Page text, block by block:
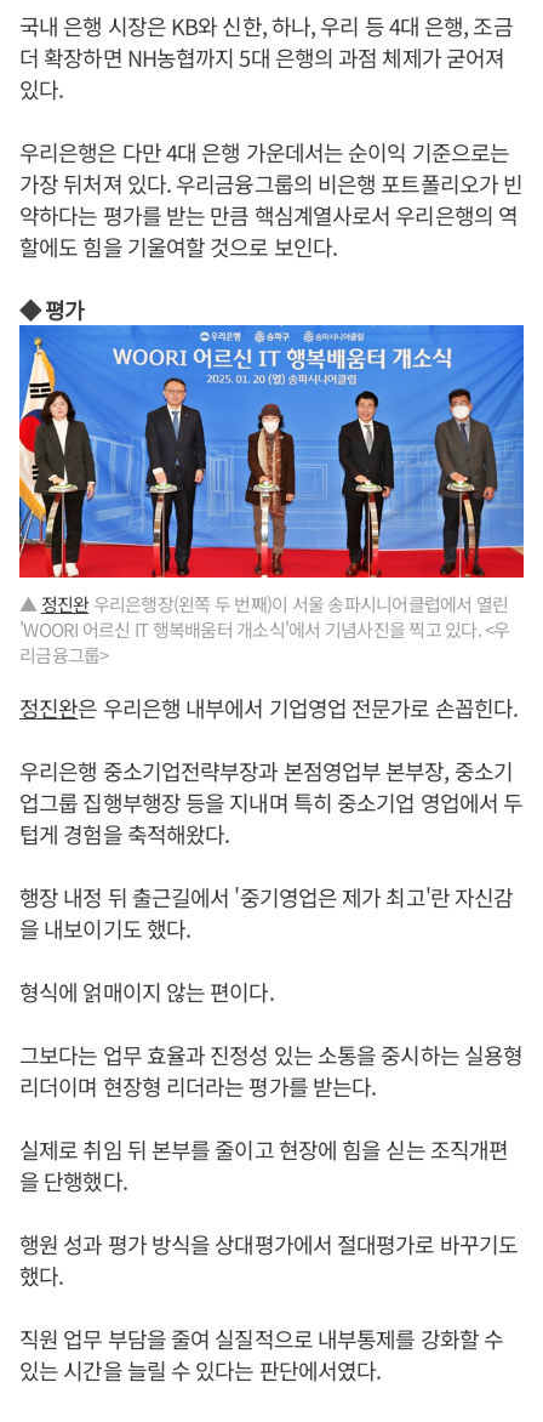
국내 은행 시장은 KB와 신한, 하나, 우리 등 4대 은행, 조금
더 확장하면 NH농협까지 5대 은행의 과점 체제가 굳어져
있다.
우리은행은 다만 4대 은행 가운데서는 순이익 기준으로는
가장 뒤처져 있다. 우리금융그룹의 비은행 포트폴리오가 빈
약하다는 평가를 받는 만큼 핵심계열사로서 우리은행의 역
할에도 힘을 기울여할 것으로 보인다.
◆ 평가
▲ 정진완우리은행장(왼쪽 두 번째)이 서울 송파시니어클럽에서 열린
'WOORI 어르신 IT 행복배움터 개소식'에서 기념사진을 찍고 있다. <우
리금융그룹>
정진완은 우리은행 내부에서 기업영업 전문가로 손꼽힌다.
우리은행 중소기업전략부장과 본점영업부 본부장, 중소기
업그룹 집행부행장 등을 지내며 특히 중소기업 영업에서 두
텁게 경험을 축적해왔다.
행장 내정 뒤 출근길에서 '중기영업은 제가 최고'란 자신감
을 내보이기도 했다.
형식에 얽매이지 않는 편이다.
그보다는 업무 효율과 진정성 있는 소통을 중시하는 실용형
리더이며 현장형 리더라는 평가를 받는다.
실제로 취임 뒤 본부를 줄이고 현장에 힘을 싣는 조직개편
을 단행했다.
행원 성과 평가 방식을 상대평가에서 절대평가로 바꾸기도
했다.
직원 업무 부담을 줄여 실질적으로 내부통제를 강화할 수
있는 시간을 늘릴 수 있다는 판단에서였다.